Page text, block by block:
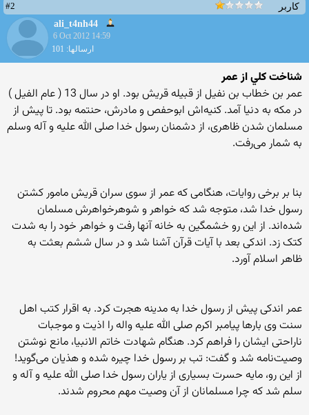
کاربر
#2
ali_t4nh44
6 Oct 2012 14:59
ارسالها: 101
شناخت كلي از عمر
عمر بن خطاب بن نفیل از قبیله قریش بود. او در سال 13 ( عام الفیل )
در مکه به دنیا آمد. کنیه‌اش ابوحفص و مادرش، حنتمه بود. تا پیش از
مسلمان شدن ظاهری، از دشمنان رسول خدا صلی الله علیه و آله وسلم
به شمار می‌رفت.
بنا بر برخی روایات، هنگامی که عمر از سوی سران قریش مامور کشتن
رسول خدا شد، متوجه شد که خواهر و شوهرخواهرش مسلمان
شده‌اند. از این رو خشمگین به خانه آنها رفت و خواهر خود را به شدت
کتک زد. اندکی بعد با آیات قرآن آشنا شد و در سال ششم بعثت به
ظاهر اسلام آورد.
عمر اندکی پیش از رسول خدا به مدینه هجرت کرد. به اقرار کتب اهل
سنت وی بارها پیامبر اکرم صلی الله علیه واله را اذیت و موجبات
ناراحتی ایشان را فراهم کرد. هنگام شهادت خاتم الانبیا، مانع نوشتن
وصیت‌نامه شد و گفت: تب بر رسول خدا چیره شده و هذیان می‌گوید!
از این رو، مایه حسرت بسیاری از یاران رسول خدا صلی الله علیه و آله و
سلم شد که چرا مسلمانان از آن وصیت مهم محروم شدند.